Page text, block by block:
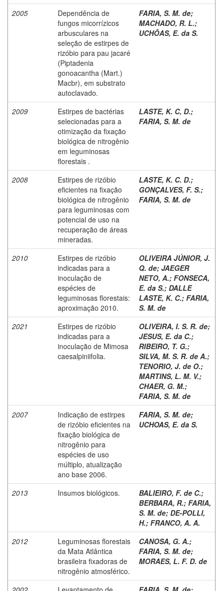
2005
Dependência de
fungos micorrízicos
arbusculares na
seleção de estirpes de
rizóbio para pau jacaré
(Piptadenia
gonoacantha (Mart.)
Macbr), em substrato
autoclavado.
FARIA, S. M. de;
MACHADO, R. L.;
UCHÔAS, E. da S.
2009
Estirpes de bactérias
selecionadas para a
otimização da fixação
biológica de nitrogênio
em leguminosas
florestais .
LASTE, K. C, D.;
FARIA, S. M. de
2008
Estirpes de rizóbio
eficientes na fixação
biológica de nitrogênio
para leguminosas com
potencial de uso na
recuperação de áreas
mineradas.
LASTE, K. C. D.;
GONÇALVES, F. S.;
FARIA, S. M. de
2010
Estirpes de rizóbio
indicadas para a
inoculação de
espécies de
leguminosas florestais:
aproximação 2010.
OLIVEIRA JÚNIOR, J.
Q. de; JAEGER
NETO, A.; FONSECA,
E. da S.; DALLE
LASTE, K. C.; FARIA,
S. M. de
2021
Estirpes de rizóbio
indicadas para a
inoculação de Mimosa
caesalpiniifolia.
OLIVEIRA, I. S. R. de;
JESUS, E. da C.;
RIBEIRO, T. G.;
SILVA, M. S. R. de A.;
TENORIO, J. de O.;
MARTINS, L. M. V.;
CHAER, G. M.;
FARIA, S. M. de
2007
Indicação de estirpes
de rizóbio eficientes na
fixação biológica de
nitrogênio para
espécies de uso
múltiplo, atualização
ano base 2006.
FARIA, S. M. de;
UCHOAS, E. da S.
2013 Insumos biológicos. BALIEIRO, F. de C.;
BERBARA, R.; FARIA,
S. M. de; DE-POLLI,
H.; FRANCO, A. A.
2012
Leguminosas florestais
da Mata Atlântica
brasileira fixadoras de
nitrogênio atmosférico.
CANOSA, G. A.;
FARIA, S. M. de;
MORAES, L. F. D. de